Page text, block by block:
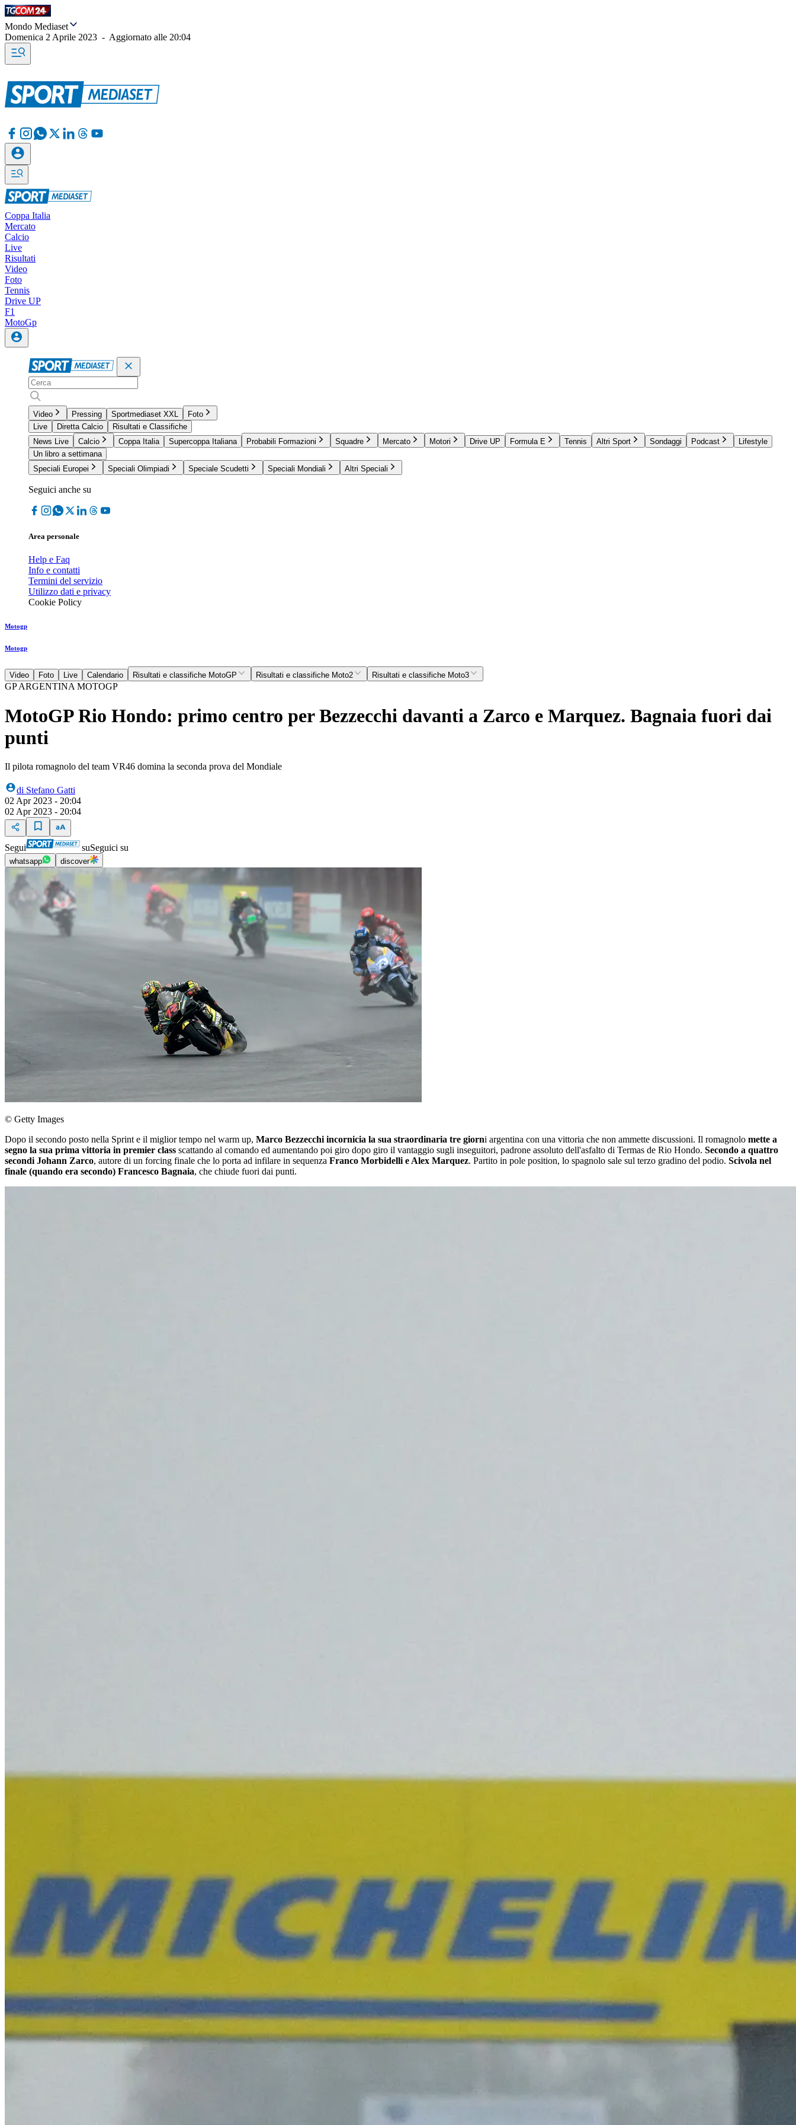
Mondo Mediaset
Domenica 2 Aprile 2023 - Aggiornato alle 20:04
Coppa Italia
Mercato
Calcio
Live
Risultati
Video
Foto
Tennis
Drive UP
F1
MotoGp
Video Pressing Sportmediaset XXL
Foto
Live
Diretta Calcio
Risultati e Classifiche
News Live
Calcio Coppa Italia Supercoppa Italiana Probabili Formazioni Squadre Mercato Motori Drive UP Formula E Tennis Altri Sport Sondaggi Podcast
Lifestyle
Un libro a settimana
Speciali Europei
Speciali Olimpiadi Speciale Scudetti Speciali Mondiali Altri Speciali
Seguici anche su
Area personale
Help e Faq
Info e contatti
Termini del servizio
Utilizzo dati e privacy
Cookie Policy
Motogp
Motogp
Video Foto Live Calendario Risultati e classifiche MotoGP Risultati e classifiche Moto2 Risultati e classifiche Moto3
GP ARGENTINA MOTOGP
MotoGP Rio Hondo: primo centro per Bezzecchi davanti a Zarco e Marquez. Bagnaia fuori dai
punti
Il pilota romagnolo del team VR46 domina la seconda prova del Mondiale
di Stefano Gatti
02 Apr 2023 - 20:04
02 Apr 2023 - 20:04
Segui suSeguici su
whatsapp discover
© Getty Images
Dopo il secondo posto nella Sprint e il miglior tempo nel warm up, Marco Bezzecchi incornicia la sua straordinaria tre giorni argentina con una vittoria che non ammette discussioni. Il romagnolo mette a
segno la sua prima vittoria in premier class scattando al comando ed aumentando poi giro dopo giro il vantaggio sugli inseguitori, padrone assoluto dell'asfalto di Termas de Rio Hondo. Secondo a quattro
secondi Johann Zarco, autore di un forcing finale che lo porta ad infilare in sequenza Franco Morbidelli e Alex Marquez. Partito in pole position, lo spagnolo sale sul terzo gradino del podio. Scivola nel
finale (quando era secondo) Francesco Bagnaia, che chiude fuori dai punti.